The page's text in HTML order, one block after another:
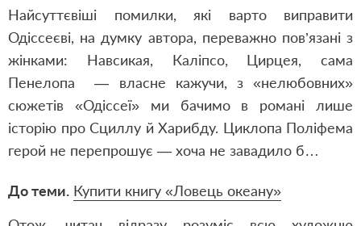
Найсуттєвіші помилки, які варто виправити
Одіссеєві, на думку автора, переважно пов’язані з
жінками: Навсикая, Каліпсо, Цирцея, сама
Пенелопа — власне кажучи, з «нелюбовних»
сюжетів «Одіссеї» ми бачимо в романі лише
історію про Сциллу й Харибду. Циклопа Поліфема
герой не перепрошує — хоча не завадило б…
До теми. Купити книгу «Ловець океану»